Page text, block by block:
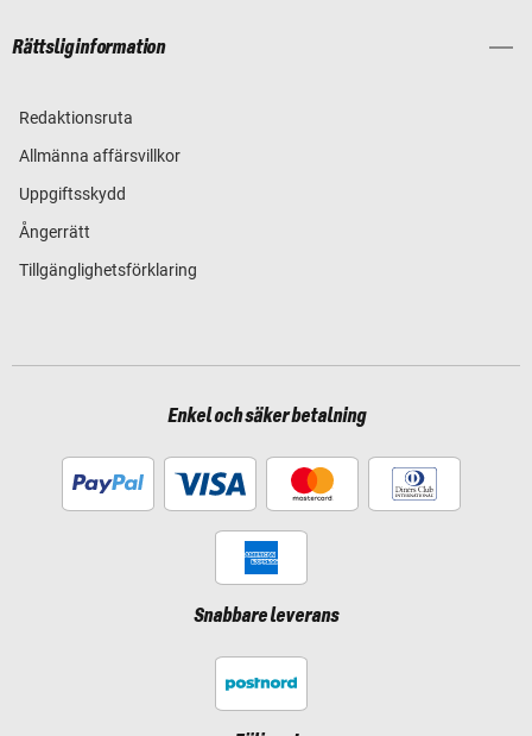
Rättslig information
Redaktionsruta
Allmänna affärsvillkor
Uppgiftsskydd
Ångerrätt
Tillgänglighetsförklaring
Enkel och säker betalning
Snabbare leverans